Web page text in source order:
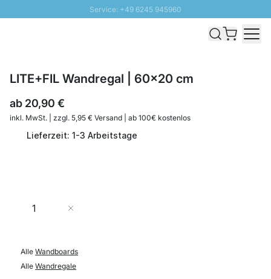
Service: +49 6245 945960
Schnelle Lieferung - Gratis Versand ab 100€
LITE+FIL Wandregal | 60x20 cm
ab 20,90 €
inkl. MwSt. | zzgl. 5,95 € Versand | ab 100€ kostenlos
Lieferzeit: 1-3 Arbeitstage
Menge
Alle Wandboards
Alle Wandregale